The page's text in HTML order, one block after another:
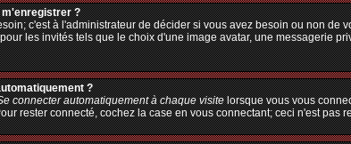
m'enregistrer ?
c'est à l'administrateur de décider si vous avez besoin ou non
les invités tels que le choix d'une image avatar, une messagerie
?
connecter automatiquement à chaque visitelorsque vous vous
rester connecté, cochez la case en vous connectant; ceci n'est